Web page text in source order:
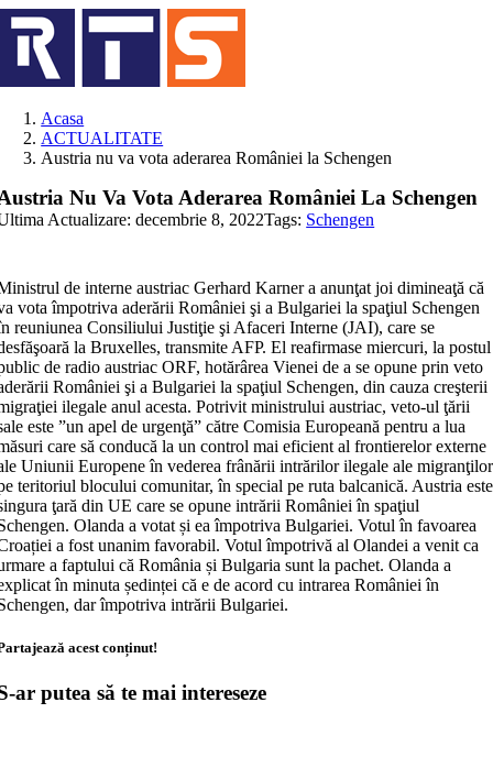
Skip
to
content
Acasa
ACTUALITATE
Austria nu va vota aderarea României la Schengen
Nu Va Vota Aderarea României La Schengen
Actualizare: decembrie 8, 2022Tags: Schengen
de interne austriac Gerhard Karner a anunţat joi dimineaţă că
vota împotriva aderării României şi a Bulgariei la spaţiul Schengen
reuniunea Consiliului Justiţie şi Afaceri Interne (JAI), care se
la Bruxelles, transmite AFP. El reafirmase miercuri, la postul
de radio austriac ORF, hotărârea Vienei de a se opune prin veto
României şi a Bulgariei la spaţiul Schengen, din cauza creşterii
ilegale anul acesta. Potrivit ministrului austriac, veto-ul ţării
este ”un apel de urgenţă” către Comisia Europeană pentru a lua
care să conducă la un control mai eficient al frontierelor externe
Uniunii Europene în vederea frânării intrărilor ilegale ale migranţilor
teritoriul blocului comunitar, în special pe ruta balcanică. Austria este
ţară din UE care se opune intrării României în spaţiul
Olanda a votat și ea împotriva Bulgariei. Votul în favoarea
a fost unanim favorabil. Votul împotrivă al Olandei a venit ca
a faptului că România și Bulgaria sunt la pachet. Olanda a
în minuta ședinței că e de acord cu intrarea României în
dar împotriva intrării Bulgariei.
acest conținut!
ar putea să te mai intereseze